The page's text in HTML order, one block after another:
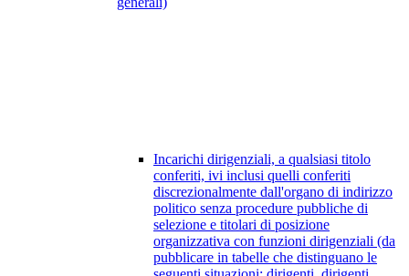
Incarichi dirigenziali, a qualsiasi titolo
conferiti, ivi inclusi quelli conferiti
discrezionalmente dall'organo di indirizzo
politico senza procedure pubbliche di
selezione e titolari di posizione
organizzativa con funzioni dirigenziali (da
pubblicare in tabelle che distinguano le